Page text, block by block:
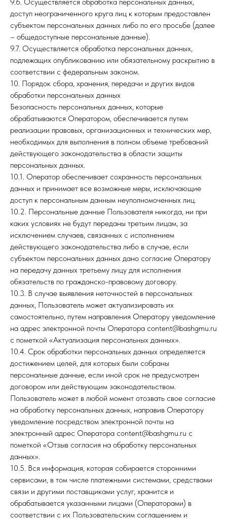
доступ неограниченного круга лиц к которым предоставлен
субъектом персональных данных либо по его просьбе (далее
– общедоступные персональные данные).
9.7. Осуществляется обработка персональных данных,
подлежащих опубликованию или обязательному раскрытию в
соответствии с федеральным законом.
10. Порядок сбора, хранения, передачи и других видов
обработки персональных данных
Безопасность персональных данных, которые
обрабатываются Оператором, обеспечивается путем
реализации правовых, организационных и технических мер,
необходимых для выполнения в полном объеме требований
действующего законодательства в области защиты
персональных данных.
10.1. Оператор обеспечивает сохранность персональных
данных и принимает все возможные меры, исключающие
доступ к персональным данным неуполномоченных лиц.
10.2. Персональные данные Пользователя никогда, ни при
каких условиях не будут переданы третьим лицам, за
исключением случаев, связанных с исполнением
действующего законодательства либо в случае, если
субъектом персональных данных дано согласие Оператору
на передачу данных третьему лицу для исполнения
обязательств по гражданско-правовому договору.
10.3. В случае выявления неточностей в персональных
данных, Пользователь может актуализировать их
самостоятельно, путем направления Оператору уведомление
на адрес электронной почты Оператора content@bashgmu.ru
с пометкой «Актуализация персональных данных».
10.4. Срок обработки персональных данных определяется
достижением целей, для которых были собраны
персональные данные, если иной срок не предусмотрен
договором или действующим законодательством.
Пользователь может в любой момент отозвать свое согласие
на обработку персональных данных, направив Оператору
уведомление посредством электронной почты на
электронный адрес Оператора content@bashgmu.ru с
пометкой «Отзыв согласия на обработку персональных
данных».
10.5. Вся информация, которая собирается сторонними
сервисами, в том числе платежными системами, средствами
связи и другими поставщиками услуг, хранится и
обрабатывается указанными лицами (Операторами) в
соответствии с их Пользовательским соглашением и